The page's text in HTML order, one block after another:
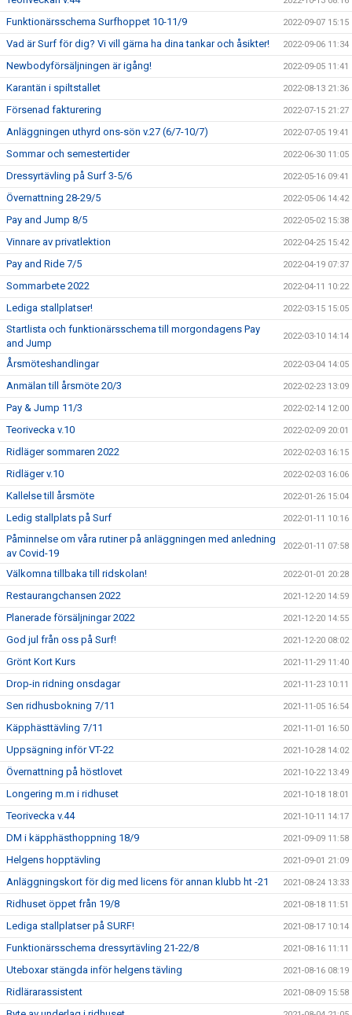
Funktionärsschema Surfhoppet 10-11/9 2022-09-07 15:15
Vad är Surf för dig? Vi vill gärna ha dina tankar och åsikter! 2022-09-06 11:34
Newbodyförsäljningen är igång! 2022-09-05 11:41
Karantän i spiltstallet 2022-08-13 21:36
Försenad fakturering 2022-07-15 21:27
Anläggningen uthyrd ons-sön v.27 (6/7-10/7) 2022-07-05 19:41
Sommar och semestertider 2022-06-30 11:05
Dressyrtävling på Surf 3-5/6 2022-05-16 09:41
Övernattning 28-29/5 2022-05-06 14:42
Pay and Jump 8/5 2022-05-02 15:38
Vinnare av privatlektion 2022-04-25 15:42
Pay and Ride 7/5 2022-04-19 07:37
Sommarbete 2022 2022-04-11 10:22
Lediga stallplatser! 2022-03-15 15:05
Startlista och funktionärsschema till morgondagens Pay
and Jump
2022-03-10 14:14
Årsmöteshandlingar 2022-03-04 14:05
Anmälan till årsmöte 20/3 2022-02-23 13:09
Pay & Jump 11/3 2022-02-14 12:00
Teorivecka v.10 2022-02-09 20:01
Ridläger sommaren 2022 2022-02-03 16:15
Ridläger v.10 2022-02-03 16:06
Kallelse till årsmöte 2022-01-26 15:04
Ledig stallplats på Surf 2022-01-11 10:16
Påminnelse om våra rutiner på anläggningen med anledning
av Covid-19
2022-01-11 07:58
Välkomna tillbaka till ridskolan! 2022-01-01 20:28
Restaurangchansen 2022 2021-12-20 14:59
Planerade försäljningar 2022 2021-12-20 14:55
God jul från oss på Surf! 2021-12-20 08:02
Grönt Kort Kurs 2021-11-29 11:40
Drop-in ridning onsdagar 2021-11-23 10:11
Sen ridhusbokning 7/11 2021-11-05 16:54
Käpphästtävling 7/11 2021-11-01 16:50
Uppsägning inför VT-22 2021-10-28 14:02
Övernattning på höstlovet 2021-10-22 13:49
Longering m.m i ridhuset 2021-10-18 18:01
Teorivecka v.44 2021-10-11 14:17
DM i käpphästhoppning 18/9 2021-09-09 11:58
Helgens hopptävling 2021-09-01 21:09
Anläggningskort för dig med licens för annan klubb ht -21 2021-08-24 13:33
Ridhuset öppet från 19/8 2021-08-18 11:51
Lediga stallplatser på SURF! 2021-08-17 10:14
Funktionärsschema dressyrtävling 21-22/8 2021-08-16 11:11
Uteboxar stängda inför helgens tävling 2021-08-16 08:19
Ridlärarassistent 2021-08-09 15:58